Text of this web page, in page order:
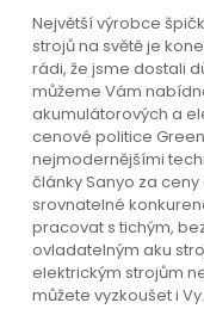
Největší výrobce
strojů na světě je
rádi, že jsme dostali
můžeme Vám
akumulátorových a
cenové politice
nejmodernějšími
články Sanyo za
srovnatelné
pracovat s tichým,
ovladatelným aku
elektrickým strojům
můžete vyzkoušet i